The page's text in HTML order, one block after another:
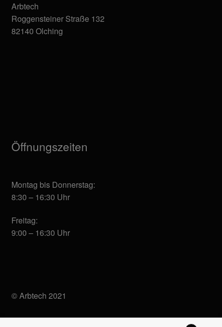
Arbtech
Roggensteiner Straße 132
82140 Olching
Öffnungszeiten
Montag bis Donnerstag:
8:30 – 16:30 Uhr
Freitag:
9:00 – 16:30 Uhr
© Arbtech 2021